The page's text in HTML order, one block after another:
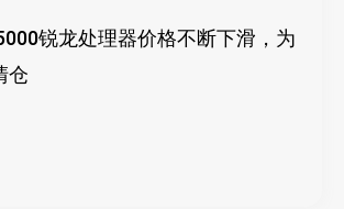
锐龙处理器价格不断下滑，为
仓